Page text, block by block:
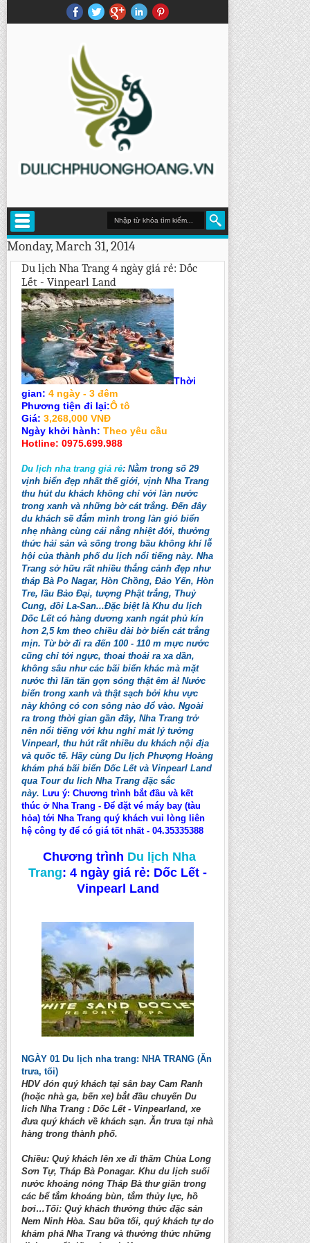
Monday, March 31, 2014
Du lịch Nha Trang 4 ngày giá rẻ: Dốc
Lết - Vinpearl Land
Thời
gian: 4 ngày - 3 đêm
Phương tiện đi lại:Ô tô
Giá: 3,268,000 VNĐ
Ngày khởi hành: Theo yêu cầu
Hotline: 0975.699.988
Du lịch nha trang giá rẻ: Nằm trong số 29
vịnh biển đẹp nhất thế giới, vịnh Nha Trang
thu hút du khách không chỉ với làn nước
trong xanh và những bờ cát trắng. Đến đây
du khách sẽ đắm mình trong làn gió biển
nhẹ nhàng cùng cái nắng nhiệt đới, thưởng
thức hải sản và sống trong bầu không khí lễ
hội của thành phố du lịch nổi tiếng này. Nha
Trang sở hữu rất nhiều thắng cảnh đẹp như
tháp Bà Po Nagar, Hòn Chồng, Đảo Yến, Hòn
Tre, lầu Bảo Đại, tượng Phật trắng, Thuỷ
Cung, đồi La-San...Đặc biệt là Khu du lịch
Dốc Lết có hàng dương xanh ngát phủ kín
hơn 2,5 km theo chiều dài bờ biển cát trắng
mịn. Từ bờ đi ra đến 100 - 110 m mực nước
cũng chỉ tới ngực, thoai thoải ra xa dần,
không sâu như các bãi biển khác mà mặt
nước thì lăn tăn gợn sóng thật êm ả! Nước
biển trong xanh và thật sạch bởi khu vực
này không có con sông nào đổ vào. Ngoài
ra trong thời gian gần đây, Nha Trang trở
nên nổi tiếng với khu nghỉ mát lý tưởng
Vinpearl, thu hút rất nhiều du khách nội địa
và quốc tế. Hãy cùng Du lịch Phượng Hoàng
khám phá bãi biển Dốc Lết và Vinpearl Land
qua Tour du lich Nha Trang đặc sắc
này. Lưu ý: Chương trình bắt đầu và kết
thúc ở Nha Trang - Để đặt vé máy bay (tàu
hỏa) tới Nha Trang quý khách vui lòng liên
hệ công ty để có giá tốt nhất - 04.35335388
Chương trình Du lịch Nha
Trang: 4 ngày giá rẻ: Dốc Lết -
Vinpearl Land
NGÀY 01 Du lịch nha trang: NHA TRANG (Ăn
trưa, tối)
HDV đón quý khách tại sân bay Cam Ranh
(hoặc nhà ga, bến xe) bắt đầu chuyến Du
lich Nha Trang : Dốc Lết - Vinpearland, xe
đưa quý khách về khách sạn. Ăn trưa tại nhà
hàng trong thành phố.
Chiều: Quý khách lên xe đi thăm Chùa Long
Sơn Tự, Tháp Bà Ponagar. Khu du lịch suối
nước khoáng nóng Tháp Bà thư giãn trong
các bể tắm khoáng bùn, tắm thủy lực, hồ
bơi…Tối: Quý khách thưởng thức đặc sản
Nem Ninh Hòa. Sau bữa tối, quý khách tự do
khám phá Nha Trang và thưởng thức những